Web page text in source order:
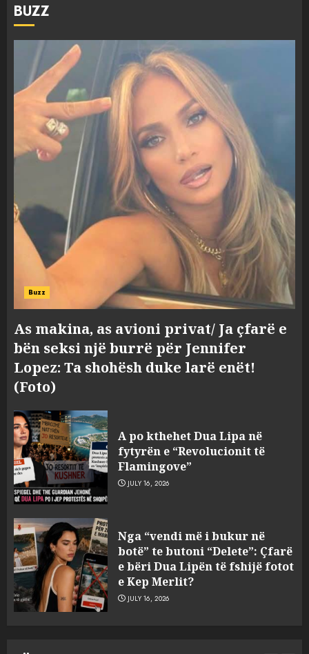
BUZZ
Buzz
As makina, as avioni privat/ Ja çfarë e
bën seksi një burrë për Jennifer
Lopez: Ta shohësh duke larë enët!
(Foto)
A po kthehet Dua Lipa në
fytyrën e “Revolucionit të
Flamingove”
JULY 16, 2026
Nga “vendi më i bukur në
botë” te butoni “Delete”: Çfarë
e bëri Dua Lipën të fshijë fotot
e Kep Merlit?
JULY 16, 2026
3
shkrihen, nisin aksionin
kundër propozimit të
mazhorancës
AUGUST 6, 2026